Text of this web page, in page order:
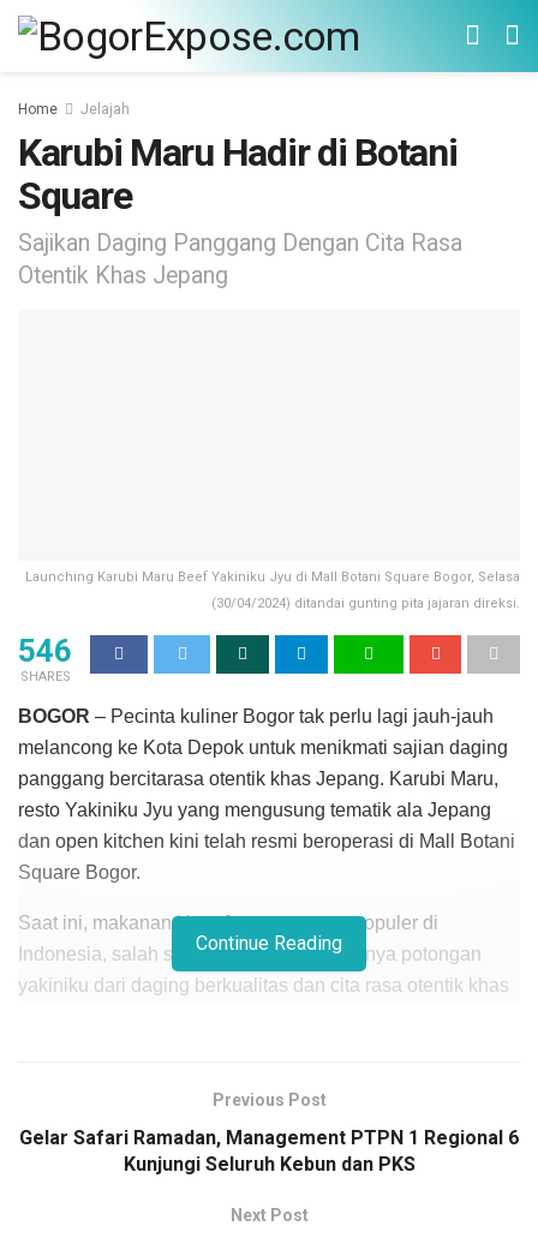
Home Jelajah
Karubi Maru Hadir di Botani
Square
Sajikan Daging Panggang Dengan Cita Rasa
Otentik Khas Jepang
Launching Karubi Maru Beef Yakiniku Jyu di Mall Botani Square Bogor, Selasa
(30/04/2024) ditandai gunting pita jajaran direksi.
546
SHARES
BOGOR – Pecinta kuliner Bogor tak perlu lagi jauh-jauh
melancong ke Kota Depok untuk menikmati sajian daging
panggang bercitarasa otentik khas Jepang. Karubi Maru,
resto Yakiniku Jyu yang mengusung tematik ala Jepang
dan open kitchen kini telah resmi beroperasi di Mall Botani
Square Bogor.
Saat ini, makanan khas Jepang sangat populer di
Indonesia, salah satunya Yakiniku. Lezatnya potongan
yakiniku dari daging berkualitas dan cita rasa otentik khas
Continue Reading
Previous Post
Gelar Safari Ramadan, Management PTPN 1 Regional 6
Kunjungi Seluruh Kebun dan PKS
Next Post